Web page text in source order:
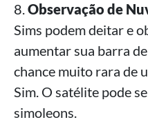
8.Observação de
Sims podem deitar e
aumentar sua barra
chance muito rara de
Sim. O satélite pode
simoleons.